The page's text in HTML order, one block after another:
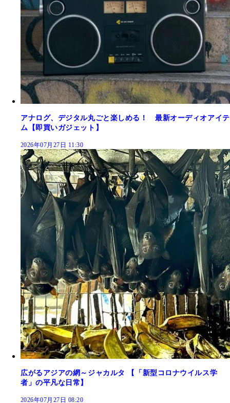
アナログ、デジタル丸ごと楽しめる！ 最新オーディオアイテ
ム【即買いガジェット】
2026年07月27日 11:30
広がるアジアの網～ジャカルタ 【「新型コロナウイルス学
者」の平凡な日常】
2026年07月27日 08:20